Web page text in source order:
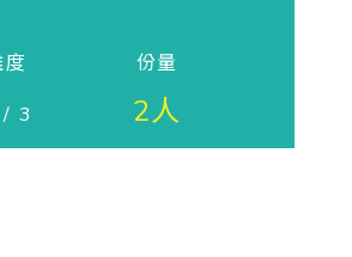
/ 3
份量
2人